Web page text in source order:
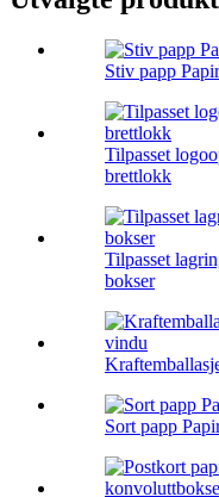
Stiv papp
Tilpasset
brettlokk
Tilpasset
bokser
Sort papp